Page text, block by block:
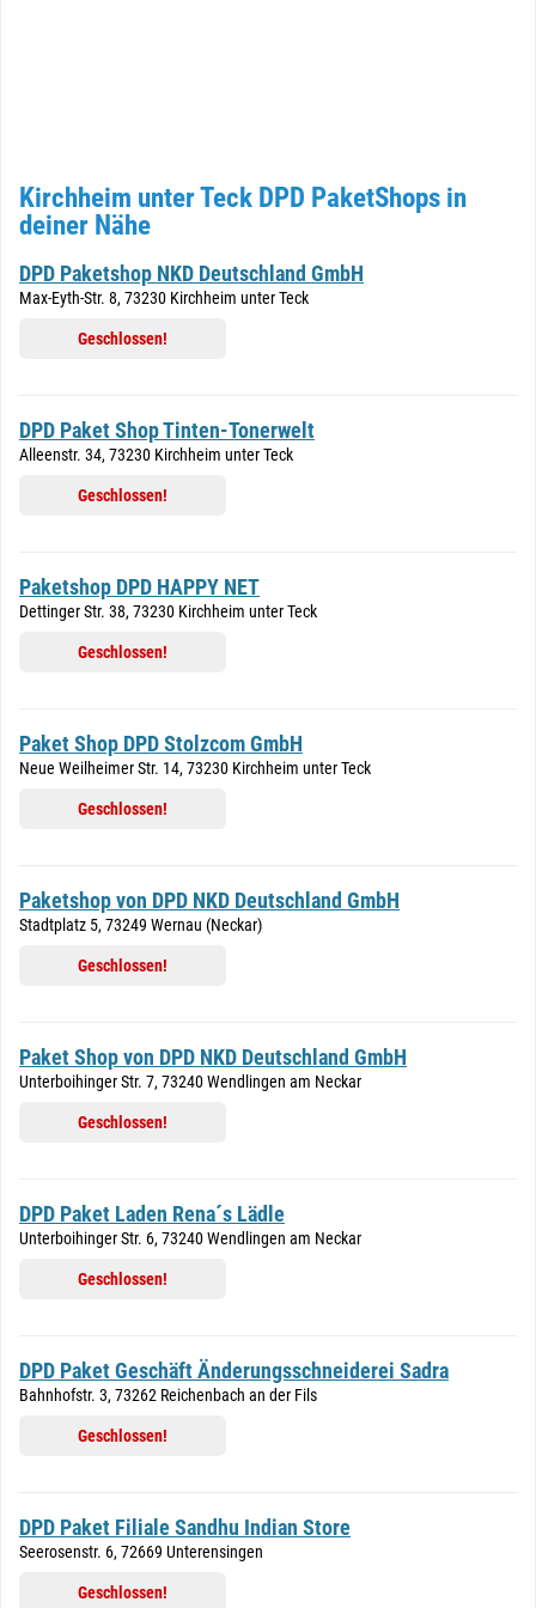
Kirchheim unter Teck DPD PaketShops in
deiner Nähe
DPD Paketshop NKD Deutschland GmbH
Max-Eyth-Str. 8, 73230 Kirchheim unter Teck
Geschlossen!
DPD Paket Shop Tinten-Tonerwelt
Alleenstr. 34, 73230 Kirchheim unter Teck
Geschlossen!
Paketshop DPD HAPPY NET
Dettinger Str. 38, 73230 Kirchheim unter Teck
Geschlossen!
Paket Shop DPD Stolzcom GmbH
Neue Weilheimer Str. 14, 73230 Kirchheim unter Teck
Geschlossen!
Paketshop von DPD NKD Deutschland GmbH
Stadtplatz 5, 73249 Wernau (Neckar)
Geschlossen!
Paket Shop von DPD NKD Deutschland GmbH
Unterboihinger Str. 7, 73240 Wendlingen am Neckar
Geschlossen!
DPD Paket Laden Rena´s Lädle
Unterboihinger Str. 6, 73240 Wendlingen am Neckar
Geschlossen!
DPD Paket Geschäft Änderungsschneiderei Sadra
Bahnhofstr. 3, 73262 Reichenbach an der Fils
Geschlossen!
DPD Paket Filiale Sandhu Indian Store
Seerosenstr. 6, 72669 Unterensingen
Geschlossen!